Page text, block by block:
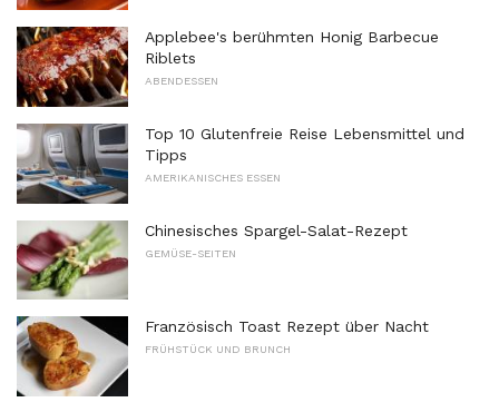
Applebee's berühmten Honig Barbecue
Riblets
ABENDESSEN
Top 10 Glutenfreie Reise Lebensmittel und
Tipps
AMERIKANISCHES ESSEN
Chinesisches Spargel-Salat-Rezept
GEMÜSE-SEITEN
Französisch Toast Rezept über Nacht
FRÜHSTÜCK UND BRUNCH